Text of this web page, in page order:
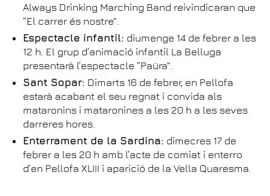
Always Drinking Marching Band reivindicaran que
“El carrer és nostre”.
Espectacle infantil: diumenge 14 de febrer a les
12 h. El grup d’animació infantil La Belluga
presentarà l’espectacle “Paüra”.
Sant Sopar: Dimarts 16 de febrer, en Pellofa
estarà acabant el seu regnat i convida als
mataronins i mataronines a les 20 h a les seves
darreres hores.
Enterrament de la Sardina: dimecres 17 de
febrer a les 20 h amb l’acte de comiat i enterro
d’en Pellofa XLIII i aparició de la Vella Quaresma.